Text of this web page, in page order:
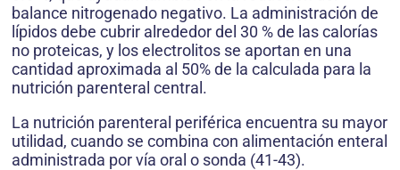
balance nitrogenado negativo. La administración de
lípidos debe cubrir alrededor del 30 % de las calorías
no proteicas, y los electrolitos se aportan en una
cantidad aproximada al 50% de la calculada para la
nutrición parenteral central.
La nutrición parenteral periférica encuentra su mayor
utilidad, cuando se combina con alimentación enteral
administrada por vía oral o sonda (41-43).